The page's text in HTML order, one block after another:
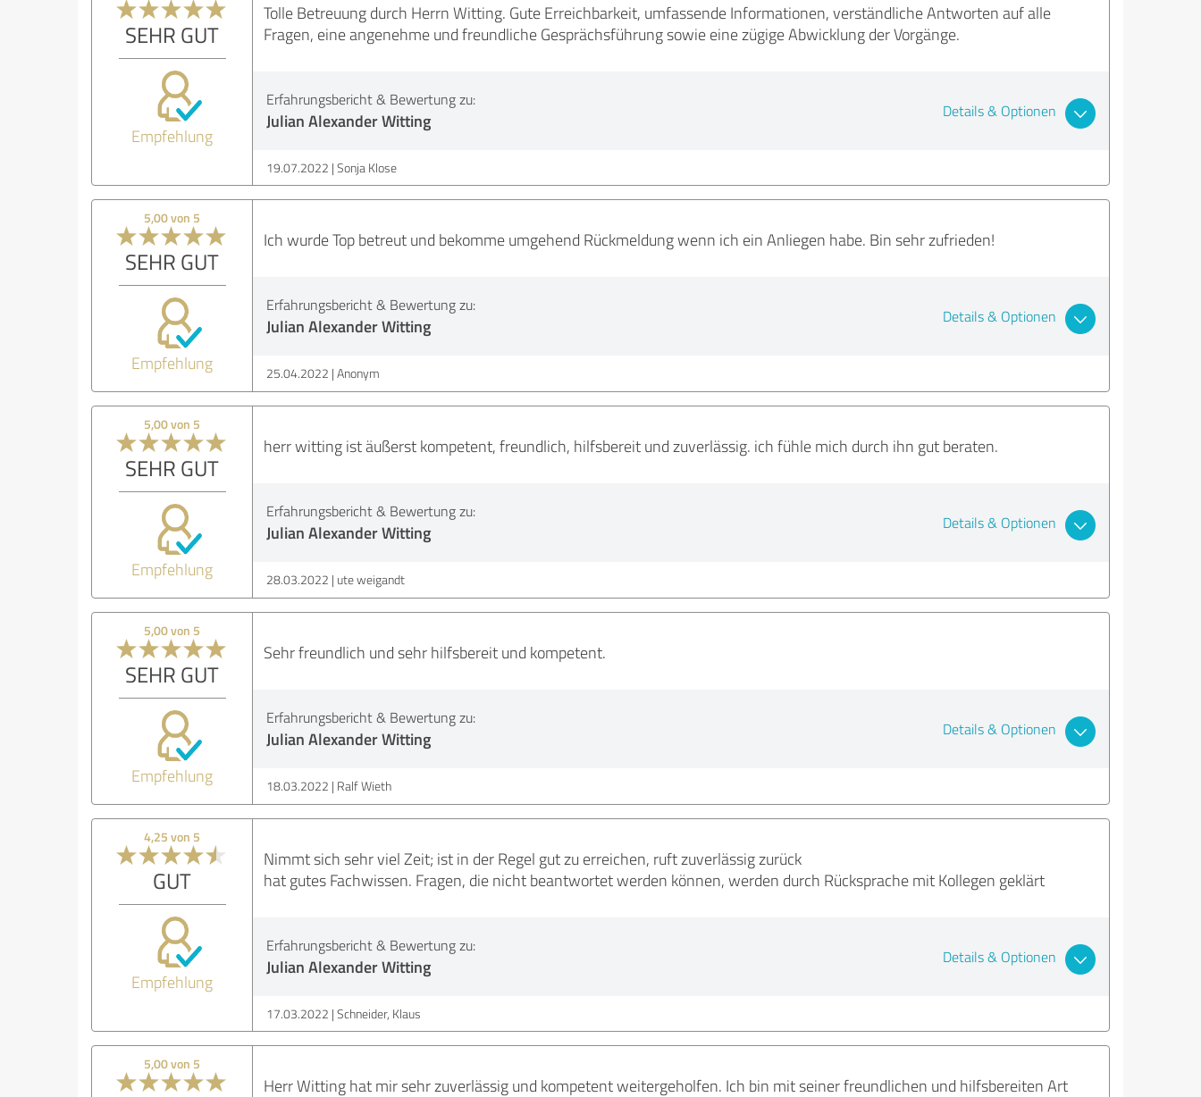
SEHR GUT
Empfehlung
Tolle Betreuung durch Herrn Witting. Gute Erreichbarkeit, umfassende Informationen, verständliche Antworten auf alle
Fragen, eine angenehme und freundliche Gesprächsführung sowie eine zügige Abwicklung der Vorgänge.
Erfahrungsbericht & Bewertung zu:
Julian Alexander Witting Details & Optionen
19.07.2022 Sonja Klose
5,00 von 5
SEHR GUT
Empfehlung
Ich wurde Top betreut und bekomme umgehend Rückmeldung wenn ich ein Anliegen habe. Bin sehr zufrieden!
Erfahrungsbericht & Bewertung zu:
Julian Alexander Witting Details & Optionen
25.04.2022 Anonym
5,00 von 5
SEHR GUT
Empfehlung
herr witting ist äußerst kompetent, freundlich, hilfsbereit und zuverlässig. ich fühle mich durch ihn gut beraten.
Erfahrungsbericht & Bewertung zu:
Julian Alexander Witting Details & Optionen
28.03.2022 ute weigandt
5,00 von 5
SEHR GUT
Empfehlung
Sehr freundlich und sehr hilfsbereit und kompetent.
Erfahrungsbericht & Bewertung zu:
Julian Alexander Witting Details & Optionen
18.03.2022 Ralf Wieth
4,25 von 5
GUT
Empfehlung
Nimmt sich sehr viel Zeit; ist in der Regel gut zu erreichen, ruft zuverlässig zurück
hat gutes Fachwissen. Fragen, die nicht beantwortet werden können, werden durch Rücksprache mit Kollegen geklärt
Erfahrungsbericht & Bewertung zu:
Julian Alexander Witting Details & Optionen
17.03.2022 Schneider, Klaus
5,00 von 5
Herr Witting hat mir sehr zuverlässig und kompetent weitergeholfen. Ich bin mit seiner freundlichen und hilfsbereiten Art